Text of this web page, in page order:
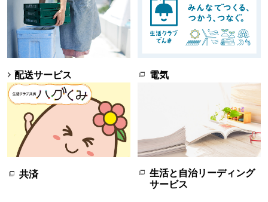
配送サービス 電気
共済
生活と自治リーディング
サービス